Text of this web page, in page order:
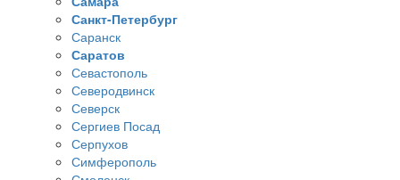
Санкт-Петербург
Саранск
Саратов
Севастополь
Северодвинск
Северск
Сергиев Посад
Серпухов
Симферополь